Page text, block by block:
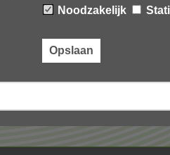
Noodzakelijk
Opslaan